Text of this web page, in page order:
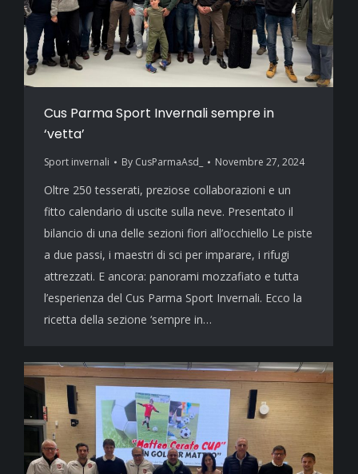
Cus Parma Sport Invernali sempre in
‘vetta’
Sport invernali By CusParmaAsd_ Novembre 27, 2024
Oltre 250 tesserati, preziose collaborazioni e un
fitto calendario di uscite sulla neve. Presentato il
bilancio di una delle sezioni fiori all’occhiello Le piste
a due passi, i maestri di sci per imparare, i rifugi
attrezzati. E ancora: panorami mozzafiato e tutta
l’esperienza del Cus Parma Sport Invernali. Ecco la
ricetta della sezione ‘sempre in…